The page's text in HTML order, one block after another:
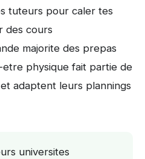
tuteurs pour caler tes
des cours
majorite des prepas
physique fait partie de
adaptent leurs plannings
universites